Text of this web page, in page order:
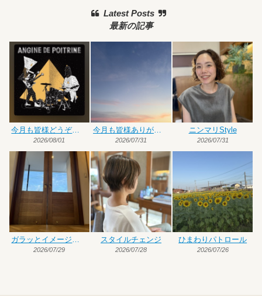
Latest Posts
最新の記事
今月も皆様どうぞよろしくお願いいたします
2026/08/01 2026/07/31
ニンマリStyle
2026/07/31
ガラッとイメージチェンジ
2026/07/29
スタイルチェンジ
2026/07/28
ひまわりパトロール
2026/07/26